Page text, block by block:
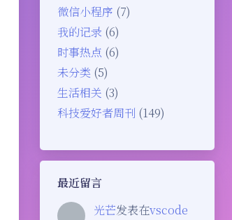
微信小程序 (7)
我的记录 (6)
时事热点 (6)
未分类 (5)
生活相关 (3)
科技爱好者周刊 (149)
最近留言
光芒发表在vscode